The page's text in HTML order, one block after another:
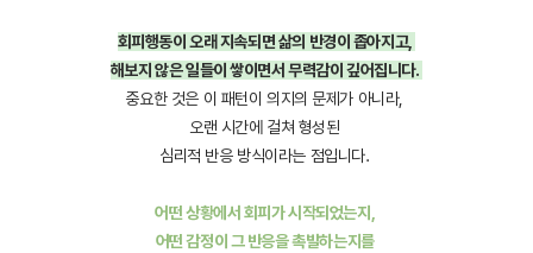
회피행동이 오래 지속되면 삶의 반경이 좁아지고,
해보지 않은 일들이 쌓이면서 무력감이 깊어집니다.
중요한 것은 이 패턴이 의지의 문제가 아니라,
오랜 시간에 걸쳐 형성된
심리적 반응 방식이라는 점입니다.
어떤 상황에서 회피가 시작되었는지,
어떤 감정이 그 반응을 촉발하는지를